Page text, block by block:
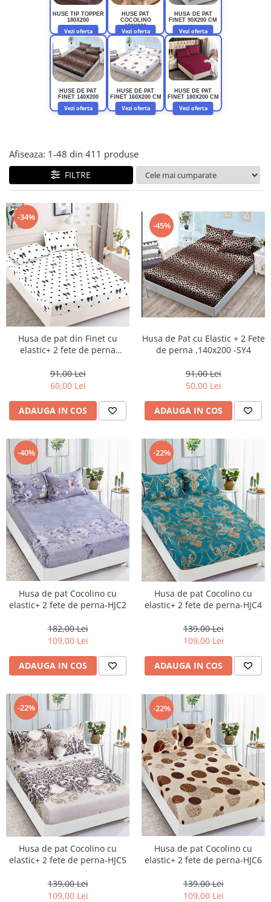
Lenjerii de pat Bumbac 100%
Lenjerii de pat Cocolino
Lenjerii de pat Finet + 2 Draperii
Lenjerii de pat Saten 4 piese cu
HUSE TIP TOPPER
180X200
Vezi oferta
HUSE PAT
COCOLINO
180X200
Vezi oferta
HUSA DE PAT
FINET 90X200 CM
Vezi oferta
HUSE DE PAT
FINET 140X200
Vezi oferta
HUSE DE PAT
FINET 160X200 CM
Vezi oferta
HUSE DE PAT
FINET 180X200 CM
Vezi oferta
Afiseaza: 1-48 din 411 produse
FILTRE
-34%
Husa de pat din Finet cu
elastic+ 2 fete de perna
91,00 Lei
60,00 Lei
ADAUGA IN COS
-45%
Husa de Pat cu Elastic + 2 Fete
de perna ,140x200 -SY4
91,00 Lei
50,00 Lei
ADAUGA IN COS
-40%
Husa de pat Cocolino cu
elastic+ 2 fete de perna-HJC2
182,00 Lei
109,00 Lei
ADAUGA IN COS
-22%
Husa de pat Cocolino cu
elastic+ 2 fete de perna-HJC4
139,00 Lei
109,00 Lei
ADAUGA IN COS
-22%
Husa de pat Cocolino cu
elastic+ 2 fete de perna-HJC5
139,00 Lei
109,00 Lei
-22%
Husa de pat Cocolino cu
elastic+ 2 fete de perna-HJC6
139,00 Lei
109,00 Lei